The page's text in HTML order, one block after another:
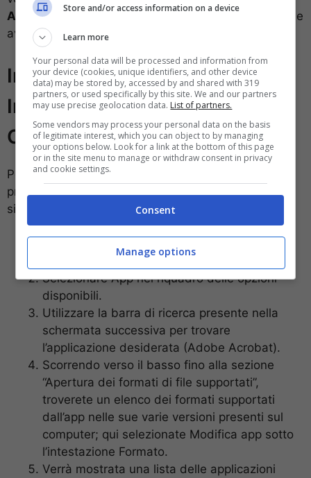
Acrobate DC o Pro DC
, a seconda della versione che
avete installato sul vostro computer.
Impostazione tramite le
Impostazioni del Sistema
Operativo
Per chi non ha ancora installato Adobe Acrobat o
preferisce procedere attraverso le impostazioni del
sistema operativo:
dell’ingranaggio (Impostazioni).
Selezionare App nel riquadro delle opzioni
disponibili.
Utilizzare la barra di ricerca presente nella
schermata successiva per trovare
l’applicazione desiderata (Adobe Acrobat).
Scorrendo verso il basso fino alla sezione
“Apertura dei formati di file supportati”,
troverete un elenco dei formati supportati
dall’app nelle sue varie versioni presenti sul
computer; qui selezionate Modifica app sotto
l’intestazione Formato.
Verrà mostrata una lista delle applicazioni
Store and/or access information on a device
Learn more
Your personal data will be processed and information from
your device (cookies, unique identifiers, and other device
data) may be stored by, accessed by and shared with 319
partners, or used specifically by this site. We and our partners
may use precise geolocation data. List of partners.
Some vendors may process your personal data on the basis
of legitimate interest, which you can object to by managing
your options below. Look for a link at the bottom of this page
or in the site menu to manage or withdraw consent in privacy
and cookie settings.
Consent
Manage options